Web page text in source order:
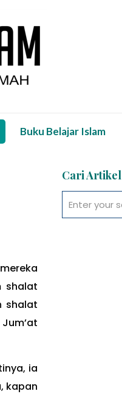
Buku Belajar Islam
shalat
shalat
ia
kapan
Cari Artikel